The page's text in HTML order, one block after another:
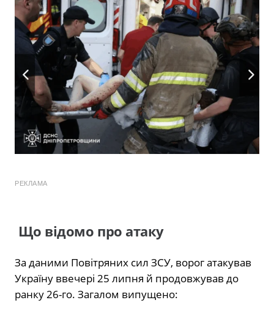
РЕКЛАМА
Що відомо про атаку
За даними Повітряних сил ЗСУ, ворог атакував
Україну ввечері 25 липня й продовжував до
ранку 26-го. Загалом випущено: